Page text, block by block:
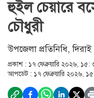
হুইল চেয়ারে
চৌধুরী
উপজেলা প্রতিনিধি,
প্রকাশ : ১৭ ফেব্রুয়ারি ২০২৬, ১৫:
আপডেট : ১৭ ফেব্রুয়ারি ২০২৬,